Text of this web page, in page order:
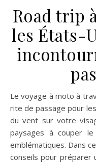
Road trip
les États-
Le voyage à moto à travers les États-Unis est un véritable
rite de passage pour
du vent sur votre
paysages à couper
emblématiques. Dans
conseils pour préparer